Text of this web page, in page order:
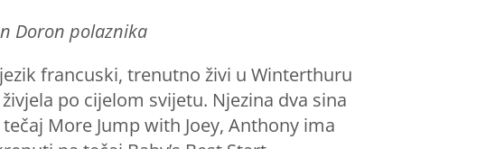
Doron polaznika
francuski, trenutno živi u Winterthuru
po cijelom svijetu. Njezina dva sina
More Jump with Joey, Anthony ima